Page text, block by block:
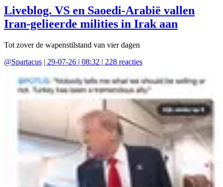
Liveblog. VS en Saoedi-Arabië vallen
Iran-gelieerde milities in Irak aan
Tot zover de wapenstilstand van vier dagen
@Spartacus | 29-07-26 | 08:32 | 228 reacties